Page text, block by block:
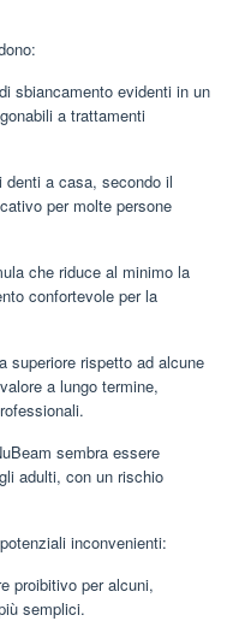
sbiancamento evidenti in un
a trattamenti
a casa, secondo il
per molte persone
che riduce al minimo la
confortevole per la
superiore rispetto ad alcune
a lungo termine,
sembra essere
adulti, con un rischio
inconvenienti:
proibitivo per alcuni,
semplici.